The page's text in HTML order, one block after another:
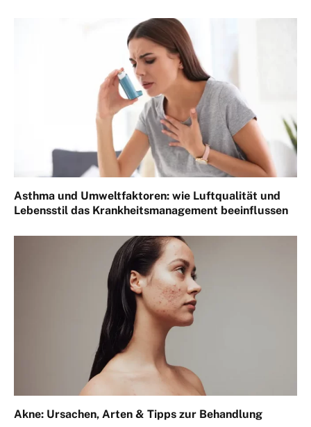
Asthma und Umweltfaktoren: wie Luftqualität und
Lebensstil das Krankheitsmanagement beeinflussen
Akne: Ursachen, Arten & Tipps zur Behandlung